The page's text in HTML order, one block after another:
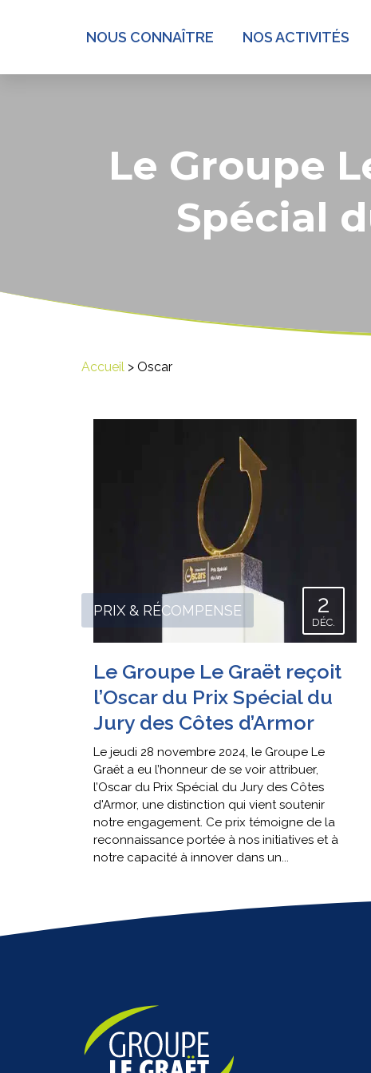
NOUS CONNAÎTRE NOS ACTIVITÉS
Le Groupe
Spécial
Accueil > Oscar
PRIX & RÉCOMPENSE 2
DÉC.
Le Groupe Le Graët reçoit
l’Oscar du Prix Spécial du
Jury des Côtes d’Armor
Le jeudi 28 novembre 2024, le Groupe Le
Graët a eu l’honneur de se voir attribuer,
l’Oscar du Prix Spécial du Jury des Côtes
d'Armor, une distinction qui vient soutenir
notre engagement. Ce prix témoigne de la
reconnaissance portée à nos initiatives et à
notre capacité à innover dans un...